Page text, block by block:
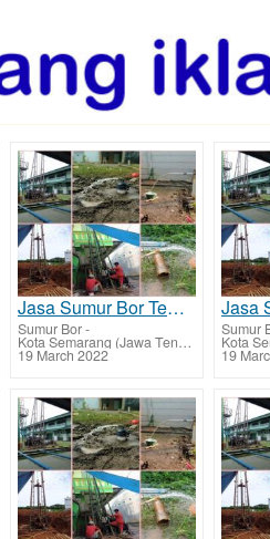
Jasa Sumur Bor Tembalang dan Biaya Jasa Buat Sumur Bor
Sumur Bor-
Kota Semarang (Jawa Tengah)
19 March 2022
Sumur
19